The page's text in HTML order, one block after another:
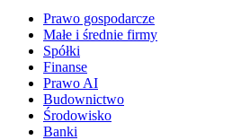
Prawo gospodarcze
Małe i średnie firmy
Spółki
Finanse
Prawo AI
Budownictwo
Środowisko
Banki